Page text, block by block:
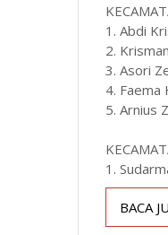
1. Abdi
2.
3. Asori
4. Faema
5. Arnius
1.
BACA